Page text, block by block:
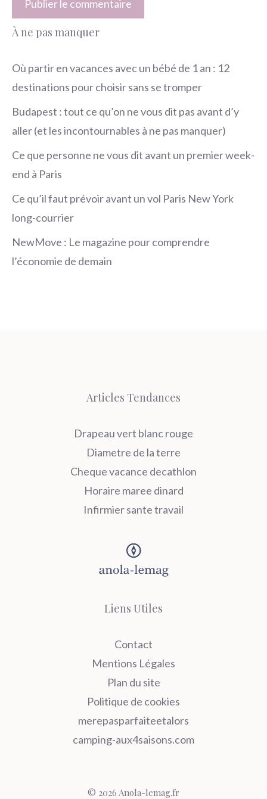
À ne pas manquer
Où partir en vacances avec un bébé de 1 an : 12
destinations pour choisir sans se tromper
Budapest : tout ce qu’on ne vous dit pas avant d’y
aller (et les incontournables à ne pas manquer)
Ce que personne ne vous dit avant un premier week-
end à Paris
Ce qu’il faut prévoir avant un vol Paris New York
long-courrier
NewMove : Le magazine pour comprendre
l’économie de demain
Articles Tendances
Drapeau vert blanc rouge
Diametre de la terre
Cheque vacance decathlon
Horaire maree dinard
Infirmier sante travail
Liens Utiles
Contact
Mentions Légales
Plan du site
Politique de cookies
merepasparfaiteetalors
camping-aux4saisons.com
© 2026 Anola-lemag.fr